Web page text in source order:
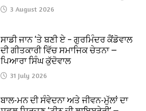
3 August 2026
ਸਾਡੀ ਜਾਨ ‘ਤੇ ਬਣੀ ਏ – ਗੁਰਮਿੰਦਰ ਕੈਂਡੋਵਾਲ
ਦੀ ਗੀਤਕਾਰੀ ਵਿੱਚ ਸਮਾਜਿਕ ਚੇਤਨਾ —
ਪਿਆਰਾ ਸਿੰਘ ਕੁੱਦੋਵਾਲ
31 July 2026
ਬਾਲ-ਮਨ ਦੀ ਸੰਵੇਦਨਾ ਅਤੇ ਜੀਵਨ-ਮੁੱਲਾਂ ਦਾ